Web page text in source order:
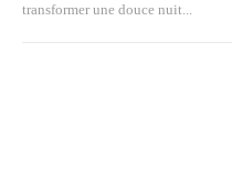
transformer une douce nuit...